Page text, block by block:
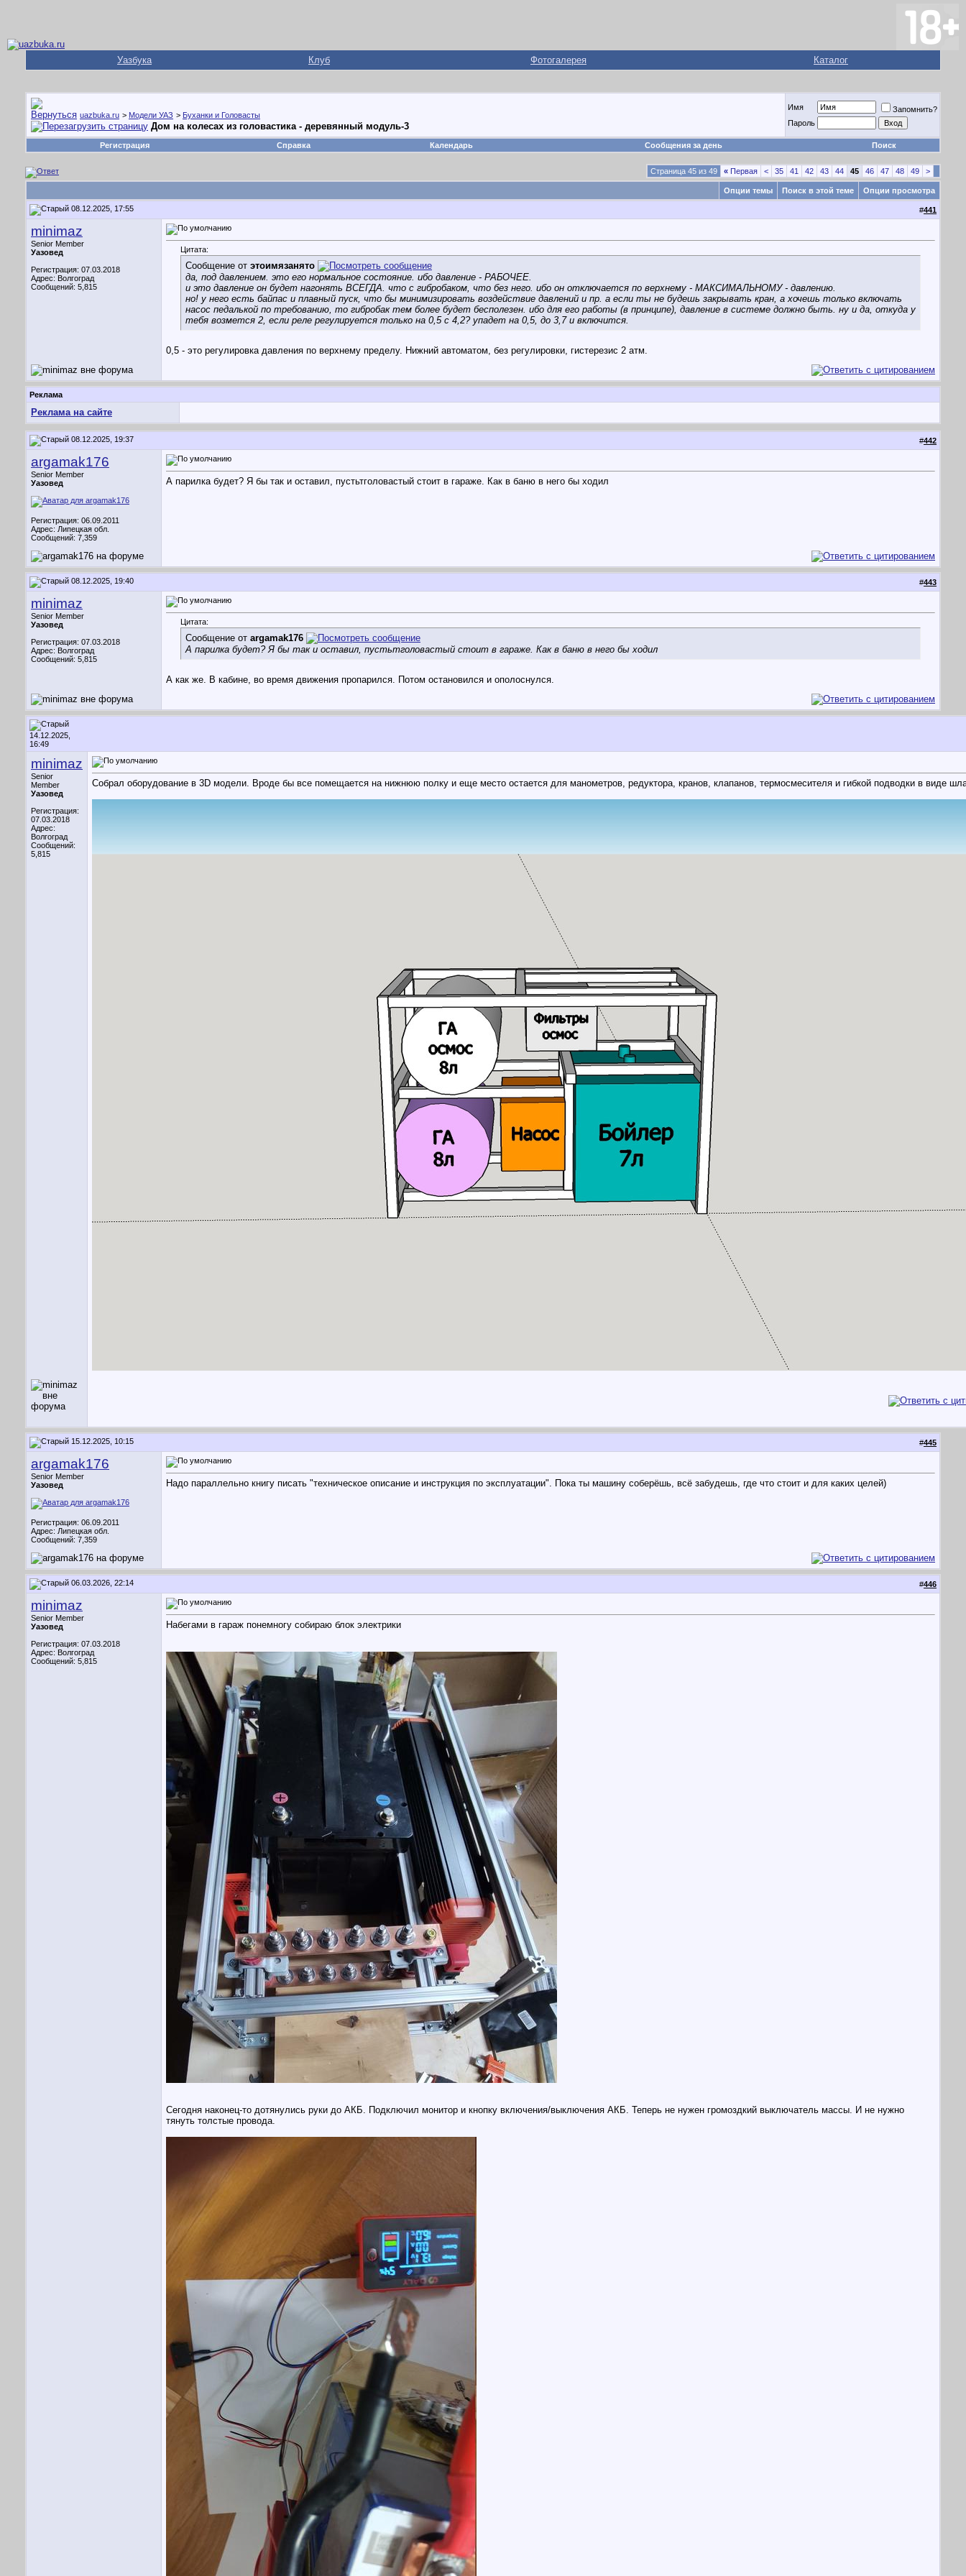
Уазбука Клуб Фотогалерея Каталог
uazbuka.ru > Модели УАЗ > Буханки и Головасты
Дом на колесах из головастика - деревянный модуль-3
Имя
Запомнить?
Пароль
Регистрация Справка Календарь Сообщения за день Поиск
Страница 45 из 49 « Первая < 35 41 42 43 44 45 46 47 48 49 >
Опции темы Поиск в этой теме Опции просмотра
08.12.2025, 17:55 #441
minimaz
Senior Member
Уазовед
Регистрация: 07.03.2018
Адрес: Волгоград
Сообщений: 5,815
Цитата:
Сообщение от этоимязанято
да, под давлением. это его нормальное состояние. ибо давление - РАБОЧЕЕ.
и это давление он будет нагонять ВСЕГДА. что с гибробаком, что без него. ибо он отключается по верхнему - МАКСИМАЛЬНОМУ - давлению.
но! у него есть байпас и плавный пуск, что бы минимизировать воздействие давлений и пр. а если ты не будешь закрывать кран, а хочешь только включать
насос педалькой по требованию, то гибробак тем более будет бесполезен. ибо для его работы (в принципе), давление в системе должно быть. ну и да, откуда у
тебя возмется 2, если реле регулируется только на 0,5 с 4,2? упадет на 0,5, до 3,7 и включится.
0,5 - это регулировка давления по верхнему пределу. Нижний автоматом, без регулировки, гистерезис 2 атм.
Реклама
Реклама на сайте
08.12.2025, 19:37 #442
argamak176
Senior Member
Уазовед
Регистрация: 06.09.2011
Адрес: Липецкая обл.
Сообщений: 7,359
А парилка будет? Я бы так и оставил, пустьтголовастый стоит в гараже. Как в баню в него бы ходил
08.12.2025, 19:40 #443
minimaz
Senior Member
Уазовед
Регистрация: 07.03.2018
Адрес: Волгоград
Сообщений: 5,815
Цитата:
Сообщение от argamak176
А парилка будет? Я бы так и оставил, пустьтголовастый стоит в гараже. Как в баню в него бы ходил
А как же. В кабине, во время движения пропарился. Потом остановился и ополоснулся.
14.12.2025,
16:49
minimaz
Senior
Member
Уазовед
Регистрация:
07.03.2018
Адрес:
Волгоград
Сообщений:
5,815
Собрал оборудование в 3D модели. Вроде бы все помещается на нижнюю полку и еще место остается для манометров, редуктора, кранов, клапанов, термосмесителя и гибкой подводки в виде
15.12.2025, 10:15 #445
argamak176
Senior Member
Уазовед
Регистрация: 06.09.2011
Адрес: Липецкая обл.
Сообщений: 7,359
Надо параллельно книгу писать "техническое описание и инструкция по эксплуатации". Пока ты машину соберёшь, всё забудешь, где что стоит и для каких целей)
06.03.2026, 22:14 #446
minimaz
Senior Member
Уазовед
Регистрация: 07.03.2018
Адрес: Волгоград
Сообщений: 5,815
Набегами в гараж понемногу собираю блок электрики
Сегодня наконец-то дотянулись руки до АКБ. Подключил монитор и кнопку включения/выключения АКБ. Теперь не нужен громоздкий выключатель массы. И не нужно
тянуть толстые провода.